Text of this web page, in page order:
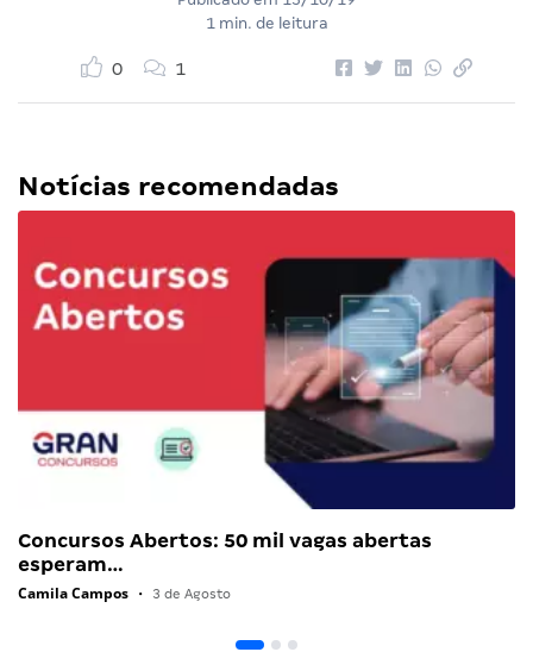
1 min. de leitura
0 1
Notícias recomendadas
Concursos Abertos: 50 mil vagas abertas
esperam…
Camila Campos • 3 de Agosto